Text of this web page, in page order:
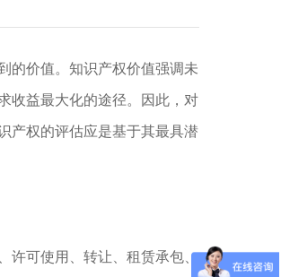
的价值。知识产权价值强调未
收益最大化的途径。因此，对
产权的评估应是基于其最具潜
许可使用、转让、租赁承包、